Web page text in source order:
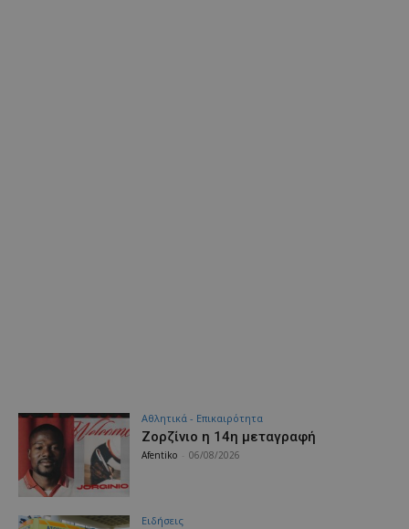
Αθλητικά - Επικαιρότητα
Ζορζίνιο η 14η μεταγραφή
Afentiko 06/08/2026
Ειδήσεις